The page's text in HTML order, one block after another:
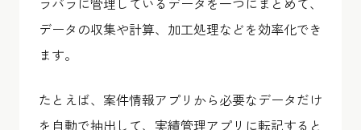
データの収集や計算、加工処理などを効率化でき
ます。
たとえば、案件情報アプリから必要なデータだけ
を自動で抽出して、実績管理アプリに転記すると